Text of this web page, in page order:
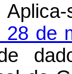
28 de